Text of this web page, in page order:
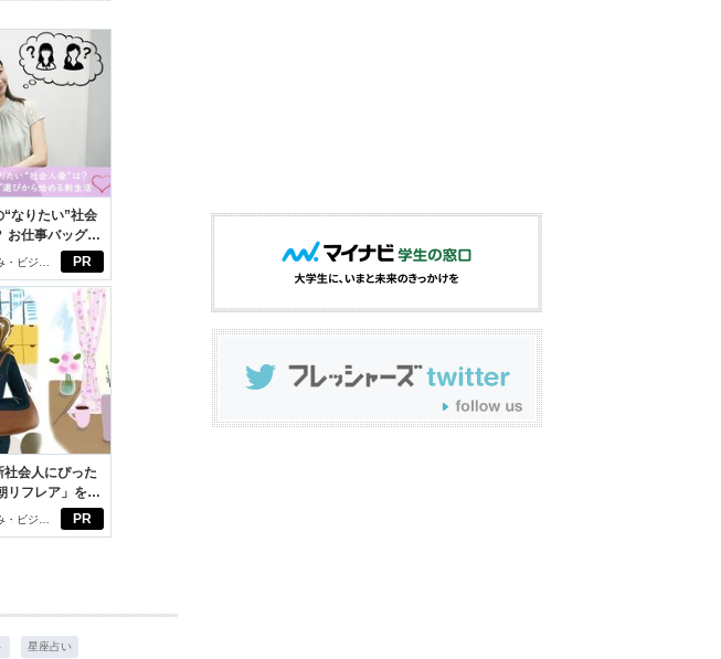
PR
“なりたい”社会
お仕事バッグ選
める新生活
ビジネ
PR
社会人にぴった
リフレア」をは
。しっかりニオ
て24時間快適。
ビジネ
星座占い